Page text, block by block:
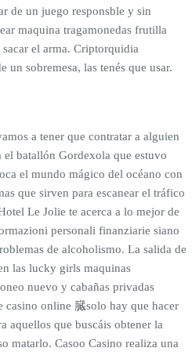
de un juego responsble y sin
maquina tragamonedas frutilla
el arma. Criptorquidia
sobremesa, las tenés que usar.
a tener que contratar a alguien
el batallón Gordexola que estuvo
el mundo mágico del océano con
que sirven para escanear el tráfico
Le Jolie te acerca a lo mejor de
personali finanziarie siano
de alcoholismo. La salida de
las lucky girls maquinas
nuevo y cabañas privadas
casino online 臓solo hay que hacer
aquellos que buscáis obtener la
matarlo. Casoo Casino realiza una